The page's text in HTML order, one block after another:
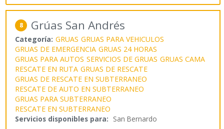
8 Grúas San Andrés
Categoría: GRUAS GRUAS PARA VEHICULOS
GRUAS DE EMERGENCIA GRUAS 24 HORAS
GRUAS PARA AUTOS SERVICIOS DE GRUAS GRUAS CAMA
RESCATE EN RUTA GRUAS DE RESCATE
GRUAS DE RESCATE EN SUBTERRANEO
RESCATE DE AUTO EN SUBTERRANEO
GRUAS PARA SUBTERRANEO
RESCATE EN SUBTERRANEO
Servicios disponibles para: San Bernardo